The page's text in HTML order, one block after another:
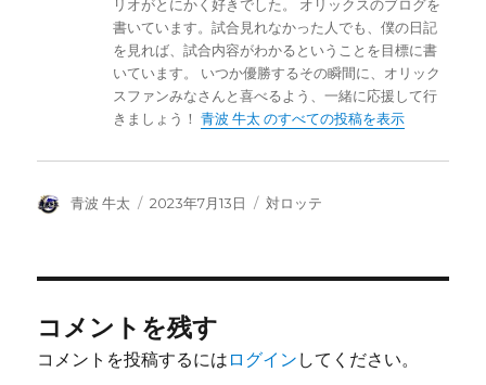
リオがとにかく好きでした。 オリックスのブログを
書いています。試合見れなかった人でも、僕の日記
を見れば、試合内容がわかるということを目標に書
いています。 いつか優勝するその瞬間に、オリック
スファンみなさんと喜べるよう、一緒に応援して行
きましょう！青波 牛太 のすべての投稿を表示
投
青波 牛太
投
2023年7月13日
カ
対ロッテ
コメントを残す
コメントを投稿するには ログイン してください。